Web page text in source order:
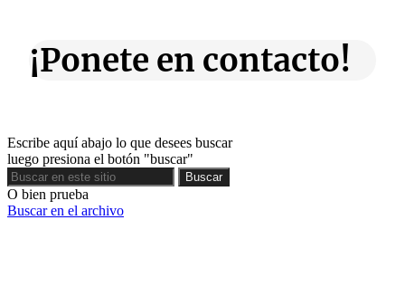
¡Ponete en contacto!
Escribe aquí abajo lo que desees buscar
luego presiona el botón "buscar"
Buscar
Buscar
O bien prueba
Buscar en el archivo